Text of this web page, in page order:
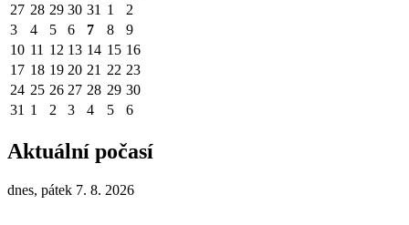
27 28 29 30 31 1
2
3
4 5 6 7 8
9
10 11 12 13 14 15 16
17 18 19 20 21 22 23
24 25 26 27 28 29 30
31 1 2 3 4 5 6
Aktuální počasí
dnes, pátek 7. 8. 2026